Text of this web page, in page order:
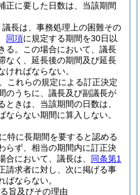
正に要した日数は、当該期間
長は、事務処理上の困難その
同項に規定する期間を30日以
る。
この場合において、議長
なく、延長後の期間及び延長
ければならない。
これらの規定による訂正決定
のうちに、議長及び副議長が
ときは、当該期間の日数は、
らない期間に算入しない。
特に長期間を要すると認める
らず、相当の期間内に訂正決
合において、議長は、 同条第1
請求者に対し、次に掲げる事
ばならない。
旨及びその理由